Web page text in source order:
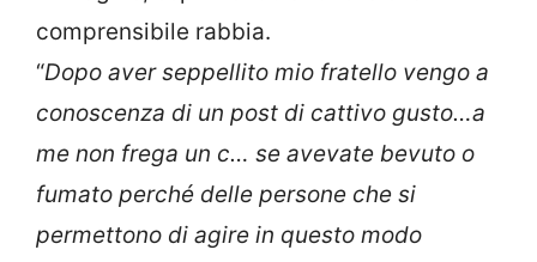
comprensibile rabbia.
“Dopo aver seppellito mio fratello vengo a
conoscenza di un post di cattivo gusto…a
me non frega un c… se avevate bevuto o
fumato perché delle persone che si
permettono di agire in questo modo